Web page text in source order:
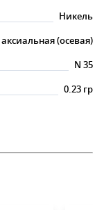
Никель
аксиальная (осевая)
N 35
0.23 гр